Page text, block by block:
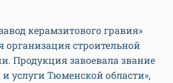
керамзитового гравия»
строительной
Продукция завоевала звание
услуги Тюменской области»,